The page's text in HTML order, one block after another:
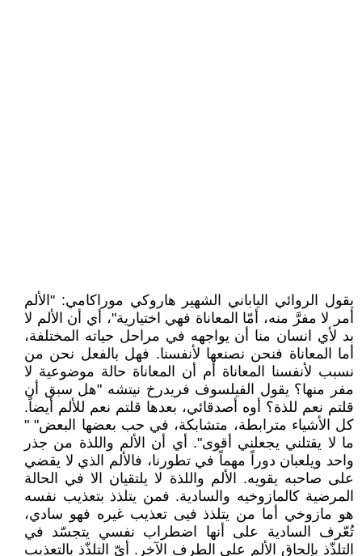
يقول الروائي الياباني الشهير هاروكي موراكامي: "الألم
أمر لا مفرَّ منه، أمّا المعاناة فهي اختيارية"، أي أن الألم لا
بد لأي انسان منا أن يواجهه في مراحل حياته المختلفة،
أما المعاناة فنحن نصنعها لأنفسنا. فهل بالفعل نحن من
نسبب لأنفسنا المعاناة أم أن المعاناة حالة موضوعية لا
مفر منها؟ يقول الفيلسوف فريدرخ نيتشه "هل سبق أن
قلتم نعم للذة؟ أوه أصدقائي، بعدها قلتم نعم للألم أيضاً.
كل الأشياء مترابطة، متشابكة، في حب بعضها البعض" "
ما لا يقتلني يجعلني أقوى". أي أن الألم واللذة من جذر
واحد ويلعبان دوراً مهماً في تطورنا، فالألم الذي لا يقضي
على صاحبه يقويه. الألم واللذة لا يلتقيان الا في الحالة
المرضية كالمازوخيه والسادية. فمن يتلذذ بتعذيب نفسه
هو مازوخي أما من يتلذذ فيى تعذيب غيره فهو سادي،
تُعّرف السادية على أنها اضطراب نفسي يتجسّد في
التلذّذ بإلحاق الألم على الطرف الآخر. أيّ التلذّذ بالتعذيب